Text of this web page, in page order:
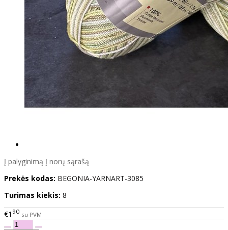
Į palyginimą Į norų sąrašą
Prekės kodas: BEGONIA-YARNART-3085
Turimas kiekis: 8
€1 90 su PVM